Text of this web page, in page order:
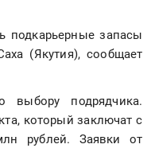
подкарьерные запасы
подрядчика.
который заключат с
рублей. Заявки от